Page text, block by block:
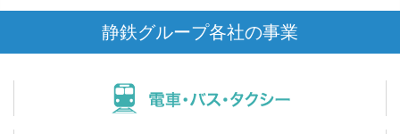
静鉄グループ各社の事業